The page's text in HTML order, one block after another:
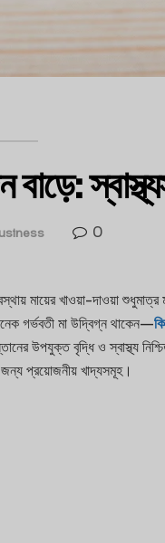
বাড়ে:
0
মায়ের খাওয়া-দাওয়া শুধুমাত্র
গর্ভবতী মা উদ্বিগ্ন থাকেন—
উপযুক্ত বৃদ্ধি ও স্বাস্থ্য
জন্য প্রয়োজনীয় খাদ্যসমূহ।